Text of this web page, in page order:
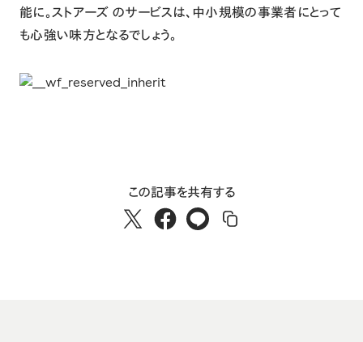
能に。ストアーズ のサービスは、中小規模の事業者にとって
も心強い味方となるでしょう。
この記事を共有する